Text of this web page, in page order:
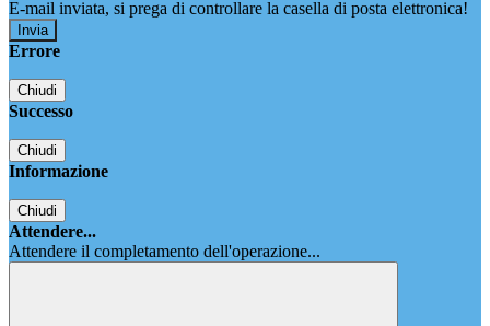
E-mail inviata, si prega di controllare la casella di posta elettronica!
Errore
Chiudi
Successo
Chiudi
Informazione
Chiudi
Attendere...
Attendere il completamento dell'operazione...